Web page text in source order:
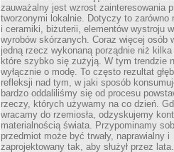
zauważalny jest wzrost zainteresowania
tworzonymi lokalnie. Dotyczy to zarówno
i ceramiki, biżuterii, elementów wystroju
wyrobów skórzanych. Coraz więcej osób
jedną rzecz wykonaną porządnie niż kilka
które szybko się zużyją. W tym trendzie
wyłącznie o modę. To często rezultat
refleksji nad tym, w jaki sposób
bardzo oddaliliśmy się od procesu
rzeczy, których używamy na co dzień.
wracamy do rzemiosła, odzyskujemy
materialnością świata. Przypominamy
przedmiot może być trwały, naprawialny i
zaprojektowany tak, aby służył przez